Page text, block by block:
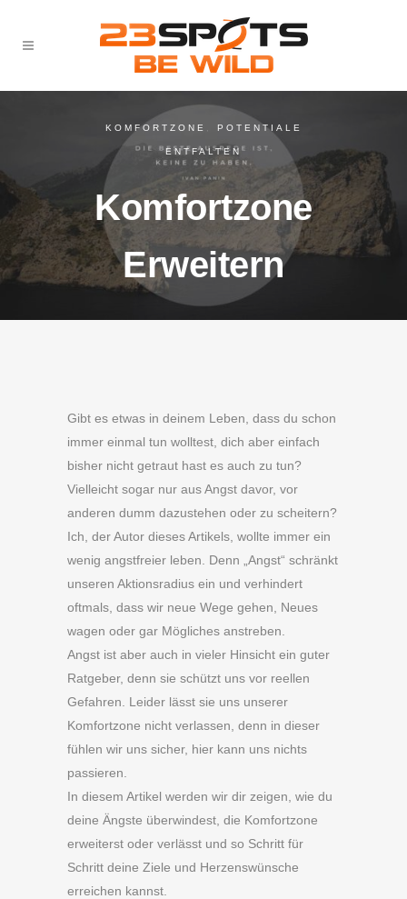
KOMFORTZONE POTENTIALE
ENTFALTEN
Komfortzone
Erweitern
Gibt es etwas in deinem Leben, dass du schon
immer einmal tun wolltest, dich aber einfach
bisher nicht getraut hast es auch zu tun?
Vielleicht sogar nur aus Angst davor, vor
anderen dumm dazustehen oder zu scheitern?
Ich, der Autor dieses Artikels, wollte immer ein
wenig angstfreier leben. Denn „Angst“ schränkt
unseren Aktionsradius ein und verhindert
oftmals, dass wir neue Wege gehen, Neues
wagen oder gar Mögliches anstreben.
Angst ist aber auch in vieler Hinsicht ein guter
Ratgeber, denn sie schützt uns vor reellen
Gefahren. Leider lässt sie uns unserer
Komfortzone nicht verlassen, denn in dieser
fühlen wir uns sicher, hier kann uns nichts
passieren.
In diesem Artikel werden wir dir zeigen, wie du
deine Ängste überwindest, die Komfortzone
erweiterst oder verlässt und so Schritt für
Schritt deine Ziele und Herzenswünsche
erreichen kannst.